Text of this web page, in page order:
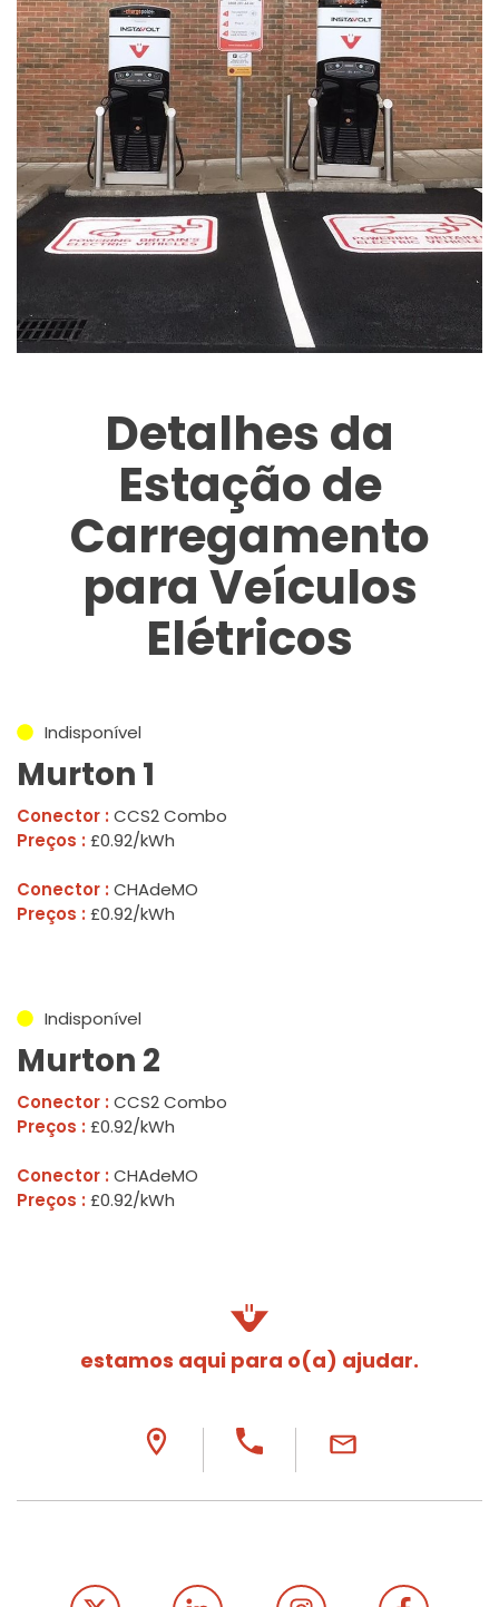
Detalhes da
Estação de
Carregamento
para Veículos
Elétricos
Indisponível
Murton 1
Conector : CCS2 Combo
Preços : £0.92/kWh
Conector : CHAdeMO
Preços : £0.92/kWh
Indisponível
Murton 2
Conector : CCS2 Combo
Preços : £0.92/kWh
Conector : CHAdeMO
Preços : £0.92/kWh
estamos aqui para o(a) ajudar.